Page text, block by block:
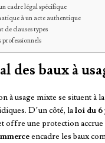
cadre légal spécifique
à un acte authentique
de clauses types
des baux à
à usage mixte se situent à
D’un côté, laloi du 6
offre une protection accrue
encadre les baux